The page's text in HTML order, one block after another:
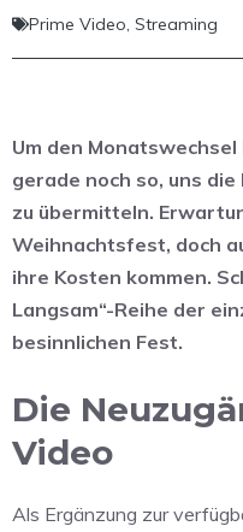
Prime Video, Streaming
Um den
gerade noch so, uns
zu übermitteln.
Weihnachtsfest, doch
ihre Kosten kommen.
Langsam“-Reihe der
besinnlichen Fest.
Die
Video
Als Ergänzung zur